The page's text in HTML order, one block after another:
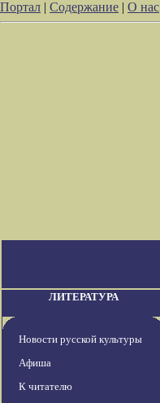
Портал | Содержание | О нас
ЛИТЕРАТУРА
Новости русской культуры
Афиша
К читателю